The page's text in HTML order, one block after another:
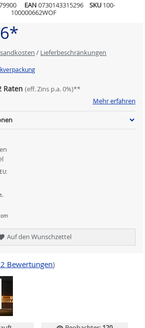
EAN 0730143315296 SKU 100-
100000662WOF
/ Lieferbeschränkungen
Raten (eff. Zins p.a. 0%)**
Mehr erfahren
Auf den Wunschzettel
Bewertungen)